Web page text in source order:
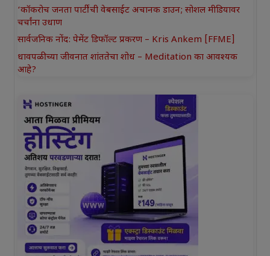
‘कॉकरोच जनता पार्टी’ची वेबसाईट अचानक डाउन; सोशल मीडियावर
चर्चांना उधाण
सार्वजनिक नोंद: पेमेंट डिफॉल्ट प्रकरण – Kris Ankem [FFME]
धावपळीच्या जीवनात शांततेचा शोध – Meditation का आवश्यक
आहे?